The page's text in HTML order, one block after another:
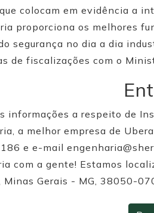
colocam em evidência a
proporciona os melhores
segurança no dia a dia
de fiscalizações com o
informações a respeito de
a melhor empresa de
e e-mail
com a gente! Estamos
Minas Gerais - MG, 38050-